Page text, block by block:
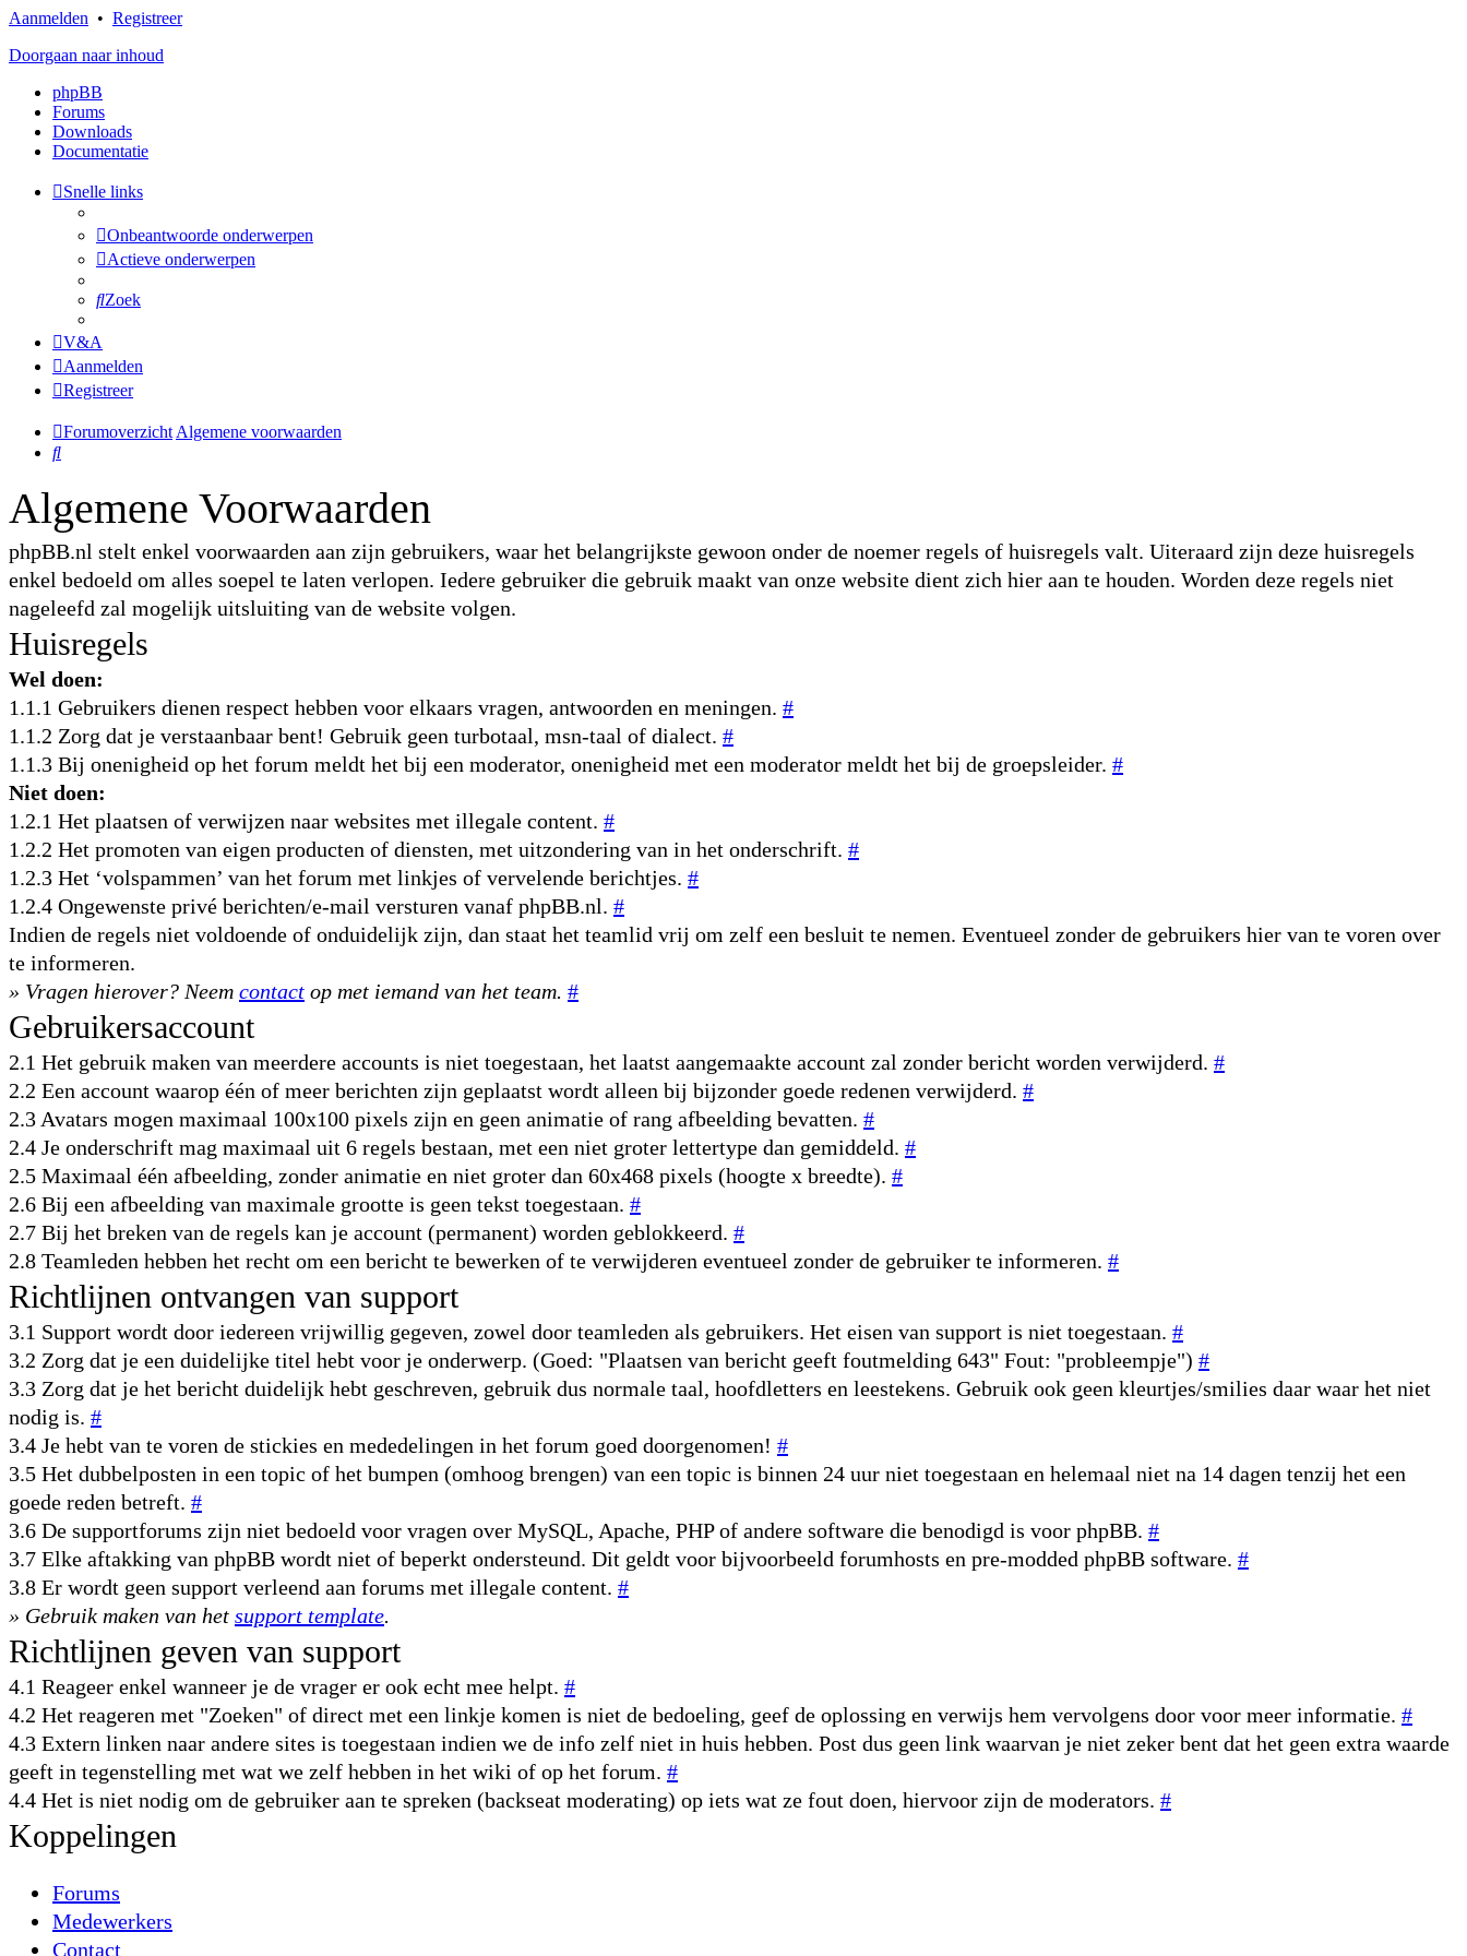
Aanmelden • Registreer
Doorgaan naar inhoud
phpBB
Forums
Downloads
Documentatie
Snelle links
Onbeantwoorde onderwerpen
Actieve onderwerpen
Zoek
V&A
Aanmelden
Registreer
Forumoverzicht Algemene voorwaarden
Zoek
Algemene Voorwaarden
phpBB.nl stelt enkel voorwaarden aan zijn gebruikers, waar het belangrijkste gewoon onder de noemer regels of huisregels valt. Uiteraard zijn deze huisregels
enkel bedoeld om alles soepel te laten verlopen. Iedere gebruiker die gebruik maakt van onze website dient zich hier aan te houden. Worden deze regels niet
nageleefd zal mogelijk uitsluiting van de website volgen.
Huisregels
Wel doen:
1.1.1 Gebruikers dienen respect hebben voor elkaars vragen, antwoorden en meningen. #
1.1.2 Zorg dat je verstaanbaar bent! Gebruik geen turbotaal, msn-taal of dialect. #
1.1.3 Bij onenigheid op het forum meldt het bij een moderator, onenigheid met een moderator meldt het bij de groepsleider. #
Niet doen:
1.2.1 Het plaatsen of verwijzen naar websites met illegale content. #
1.2.2 Het promoten van eigen producten of diensten, met uitzondering van in het onderschrift. #
1.2.3 Het ‘volspammen’ van het forum met linkjes of vervelende berichtjes. #
1.2.4 Ongewenste privé berichten/e-mail versturen vanaf phpBB.nl. #
Indien de regels niet voldoende of onduidelijk zijn, dan staat het teamlid vrij om zelf een besluit te nemen. Eventueel zonder de gebruikers hier van te voren over
te informeren.
» Vragen hierover? Neem contact op met iemand van het team. #
Gebruikersaccount
2.1 Het gebruik maken van meerdere accounts is niet toegestaan, het laatst aangemaakte account zal zonder bericht worden verwijderd. #
2.2 Een account waarop één of meer berichten zijn geplaatst wordt alleen bij bijzonder goede redenen verwijderd. #
2.3 Avatars mogen maximaal 100x100 pixels zijn en geen animatie of rang afbeelding bevatten. #
2.4 Je onderschrift mag maximaal uit 6 regels bestaan, met een niet groter lettertype dan gemiddeld. #
2.5 Maximaal één afbeelding, zonder animatie en niet groter dan 60x468 pixels (hoogte x breedte). #
2.6 Bij een afbeelding van maximale grootte is geen tekst toegestaan. #
2.7 Bij het breken van de regels kan je account (permanent) worden geblokkeerd. #
2.8 Teamleden hebben het recht om een bericht te bewerken of te verwijderen eventueel zonder de gebruiker te informeren. #
Richtlijnen ontvangen van support
3.1 Support wordt door iedereen vrijwillig gegeven, zowel door teamleden als gebruikers. Het eisen van support is niet toegestaan. #
3.2 Zorg dat je een duidelijke titel hebt voor je onderwerp. (Goed: "Plaatsen van bericht geeft foutmelding 643" Fout: "probleempje") #
3.3 Zorg dat je het bericht duidelijk hebt geschreven, gebruik dus normale taal, hoofdletters en leestekens. Gebruik ook geen kleurtjes/smilies daar waar het niet
nodig is. #
3.4 Je hebt van te voren de stickies en mededelingen in het forum goed doorgenomen! #
3.5 Het dubbelposten in een topic of het bumpen (omhoog brengen) van een topic is binnen 24 uur niet toegestaan en helemaal niet na 14 dagen tenzij het een
goede reden betreft. #
3.6 De supportforums zijn niet bedoeld voor vragen over MySQL, Apache, PHP of andere software die benodigd is voor phpBB. #
3.7 Elke aftakking van phpBB wordt niet of beperkt ondersteund. Dit geldt voor bijvoorbeeld forumhosts en pre-modded phpBB software. #
3.8 Er wordt geen support verleend aan forums met illegale content. #
» Gebruik maken van het support template.
Richtlijnen geven van support
4.1 Reageer enkel wanneer je de vrager er ook echt mee helpt. #
4.2 Het reageren met "Zoeken" of direct met een linkje komen is niet de bedoeling, geef de oplossing en verwijs hem vervolgens door voor meer informatie. #
4.3 Extern linken naar andere sites is toegestaan indien we de info zelf niet in huis hebben. Post dus geen link waarvan je niet zeker bent dat het geen extra waarde
geeft in tegenstelling met wat we zelf hebben in het wiki of op het forum. #
4.4 Het is niet nodig om de gebruiker aan te spreken (backseat moderating) op iets wat ze fout doen, hiervoor zijn de moderators. #
Koppelingen
Forums
Medewerkers
Contact